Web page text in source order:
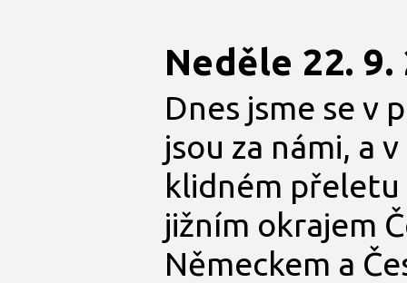
Neděle 22.
Dnes jsme se v
jsou za námi, a
klidném přeletu
jižním okrajem
Německem a